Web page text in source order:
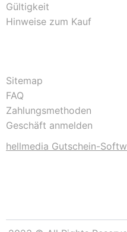
Gültigkeit
Hinweise zum Kauf
Sitemap
FAQ
Zahlungsmethoden
Geschäft anmelden
hellmedia Gutschein-